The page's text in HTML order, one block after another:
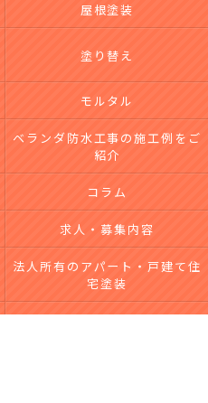
屋根塗装
塗り替え
モルタル
ベランダ防水工事の施工例をご
紹介
コラム
求人・募集内容
法人所有のアパート・戸建て住
宅塗装